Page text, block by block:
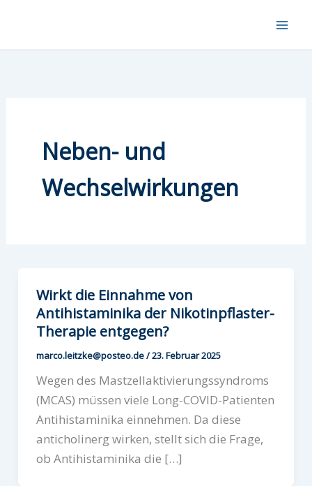
springen
Neben- und
Wechselwirkungen
Wirkt die Einnahme von
Antihistaminika der Nikotinpflaster-
Therapie entgegen?
marco.leitzke@posteo.de/23. Februar 2025
Wegen des Mastzellaktivierungssyndroms
(MCAS) müssen viele Long-COVID-Patienten
Antihistaminika einnehmen. Da diese
anticholinerg wirken, stellt sich die Frage,
ob Antihistaminika die […]